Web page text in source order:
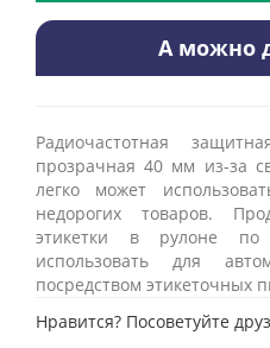
А можно
Радиочастотная
прозрачная 40 мм из-за
легко может
недорогих товаров.
этикетки в рулоне
использовать для
посредством этикеточных
Нравится? Посоветуйте